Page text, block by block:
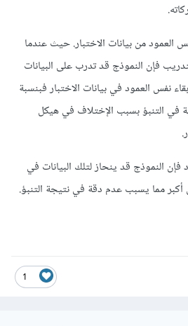
العمود من بيانات الاختبار. حيث عندما
فإن النموذج قد تدرب على البيانات
نفس العمود في بيانات الاختبار فبنسبة
في التنبؤ بسبب الإختلاف في هيكل
فإن النموذج قد ينحاز لتلك البيانات في
مما يسبب عدم دقة في نتيجة التنبؤ.
1